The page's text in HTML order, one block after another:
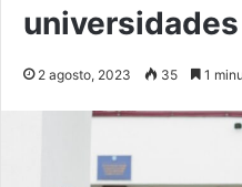
2 agosto, 2023 35 1